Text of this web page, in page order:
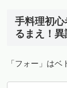
手料理初
るまえ！異
「フォー」はベ